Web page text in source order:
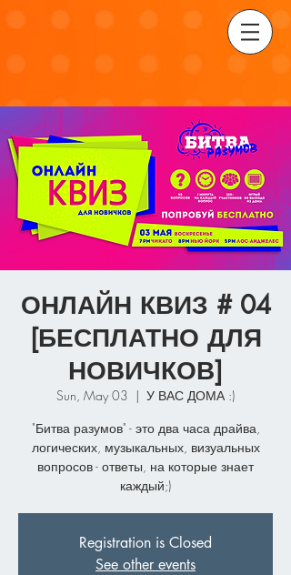
ОНЛАЙН КВИЗ # 04
[БЕСПЛАТНО ДЛЯ
НОВИЧКОВ]
Sun, May 03
  |
У ВАС ДОМА :)
"Битва разумов" - это два часа драйва,
логических, музыкальных, визуальных
вопросов - ответы, на которые знает
каждый;)
Registration is Closed
See other events